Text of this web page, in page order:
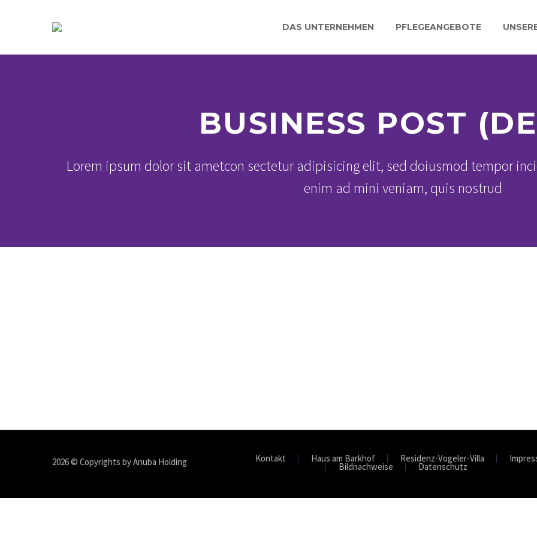
DAS UNTERNEHMEN PFLEGEANGEBOTE
BUSINESS POST
Lorem ipsum dolor sit ametcon sectetur adipisicing elit, sed doiusmod tempor
enim ad mini veniam, quis nostrud
Kontakt Haus am Barkhof Residenz-Vogeler-Villa
Bildnachweise Datenschutz
2026 © Copyrights by Anuba Holding